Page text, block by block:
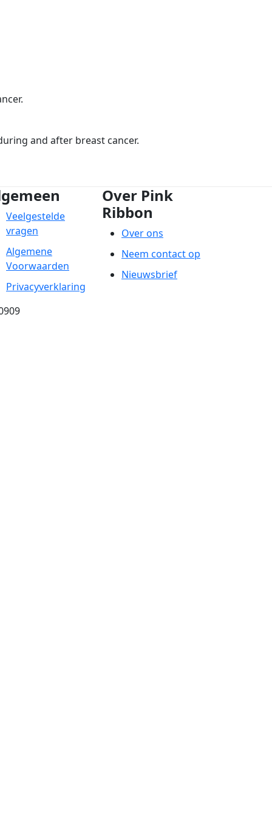
Postcode
The Netherlands
and after breast cancer.
Veelgestelde
vragen
Algemene
Voorwaarden
Privacyverklaring
Over Pink
Ribbon
Over ons
Neem contact op
Nieuwsbrief